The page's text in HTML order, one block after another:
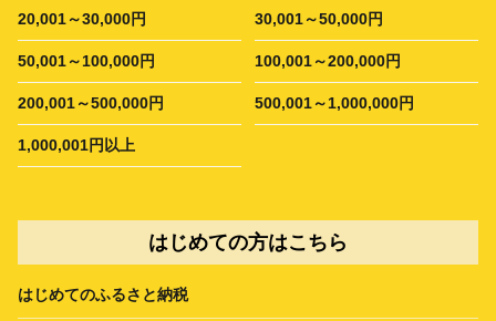
20,001～30,000円 30,001～50,000円
50,001～100,000円 100,001～200,000円
200,001～500,000円 500,001～1,000,000円
1,000,001円以上
はじめての方はこちら
はじめてのふるさと納税